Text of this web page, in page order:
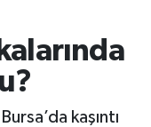
kaşıntı